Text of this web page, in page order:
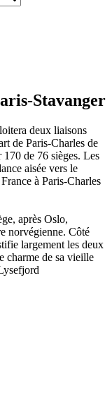
Stavanger
deux liaisons
de Paris-Charles de
de 76 sièges. Les
aisée vers le
à Paris-Charles
après Oslo,
norvégienne. Côté
largement les deux
charme de sa vieille